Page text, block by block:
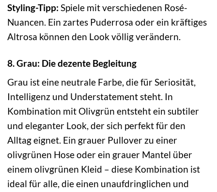
Styling-Tipp: Spiele mit verschiedenen Rosé-
Nuancen. Ein zartes Puderrosa oder ein kräftiges
Altrosa können den Look völlig verändern.
8. Grau: Die dezente Begleitung
Grau ist eine neutrale Farbe, die für Seriosität,
Intelligenz und Understatement steht. In
Kombination mit Olivgrün entsteht ein subtiler
und eleganter Look, der sich perfekt für den
Alltag eignet. Ein grauer Pullover zu einer
olivgrünen Hose oder ein grauer Mantel über
einem olivgrünen Kleid – diese Kombination ist
ideal für alle, die einen unaufdringlichen und